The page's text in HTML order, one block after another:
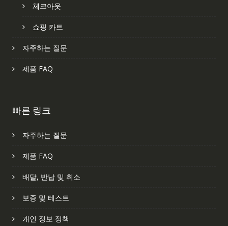
체크아웃
쇼핑 카트
자주하는 질문
제품 FAQ
빠른 링크
자주하는 질문
제품 FAQ
배달, 반납 및 취소
보증 및 테스트
개인 정보 정책